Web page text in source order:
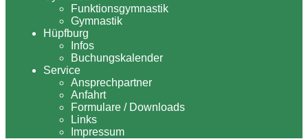
Funktionsgymnastik
Gymnastik
Hüpfburg
Infos
Buchungskalender
Service
Ansprechpartner
Anfahrt
Formulare / Downloads
Links
Impressum